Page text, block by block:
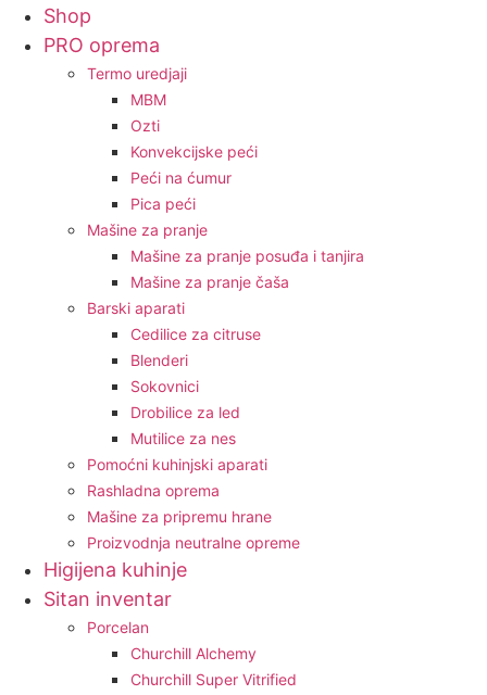
Shop
PRO oprema
Termo uredjaji
MBM
Ozti
Konvekcijske peći
Peći na ćumur
Pica peći
Mašine za pranje
Mašine za pranje posuđa i tanjira
Mašine za pranje čaša
Barski aparati
Cedilice za citruse
Blenderi
Sokovnici
Drobilice za led
Mutilice za nes
Pomoćni kuhinjski aparati
Rashladna oprema
Mašine za pripremu hrane
Proizvodnja neutralne opreme
Higijena kuhinje
Sitan inventar
Porcelan
Churchill Alchemy
Churchill Super Vitrified